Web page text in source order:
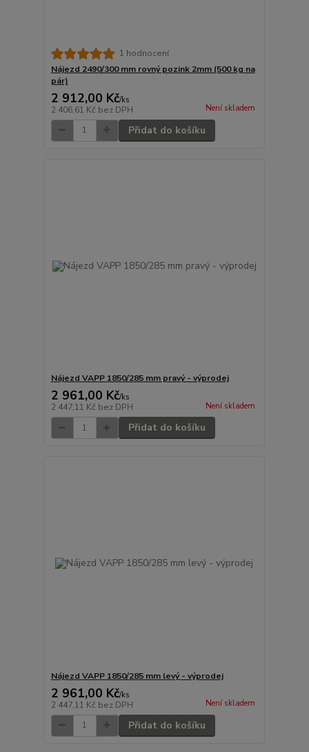
1 hodnocení
Nájezd 2490/300 mm rovný pozink 2mm (500 kg na
pár)
2 912,00 Kč/ks
2 406,61 Kč bez DPH Není skladem
Přidat do košíku
Nájezd VAPP 1850/285 mm pravý - výprodej
2 961,00 Kč/ks
2 447,11 Kč bez DPH Není skladem
Přidat do košíku
Nájezd VAPP 1850/285 mm levý - výprodej
2 961,00 Kč/ks
2 447,11 Kč bez DPH Není skladem
Přidat do košíku